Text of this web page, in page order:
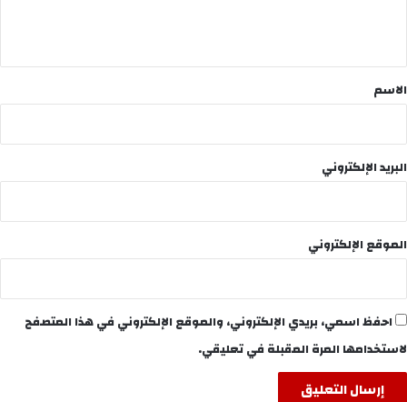
*
الاسم
البريد الإلكتروني
الموقع الإلكتروني
احفظ اسمي، بريدي الإلكتروني، والموقع الإلكتروني في هذا المتصفح
لاستخدامها المرة المقبلة في تعليقي.